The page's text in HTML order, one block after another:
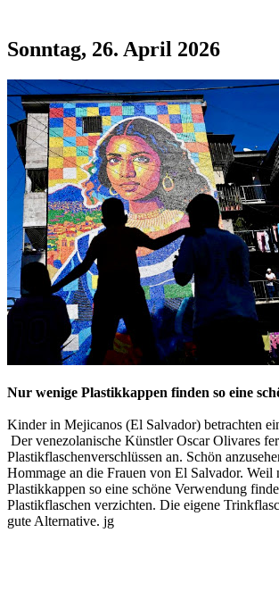
Sonntag, 26. April 2026
Nur wenige Plastikkappen finden so eine
Kinder in Mejicanos (El Salvador) betrachten
Der venezolanische Künstler Oscar Olivares
Plastikflaschenverschlüssen an. Schön
Hommage an die Frauen von El Salvador. Weil
Plastikkappen so eine schöne Verwendung
Plastikflaschen verzichten. Die eigene
gute Alternative. jg